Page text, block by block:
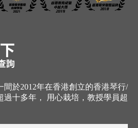
間於2012年在香港創立的香港琴行/
過十多年， 用心栽培，教授學員超